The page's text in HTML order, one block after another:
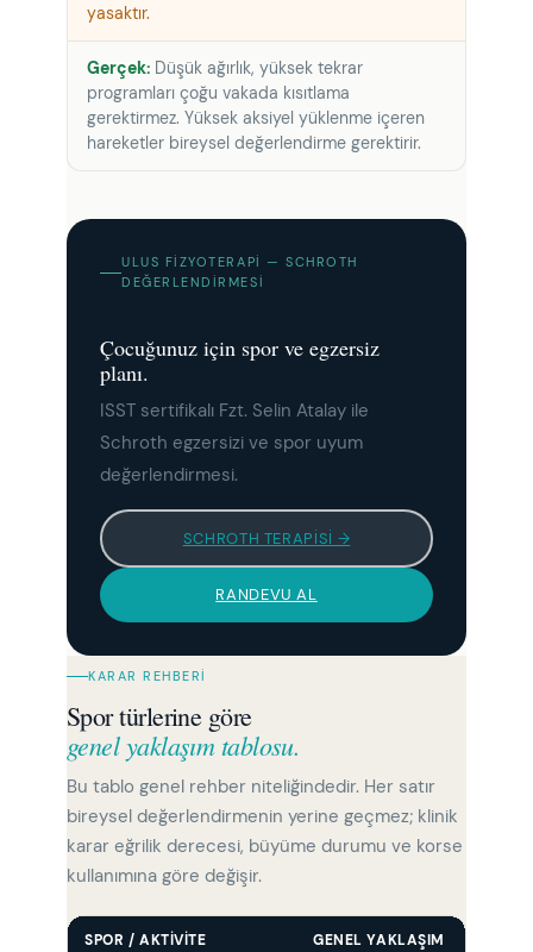
yasaktır.
Düşük ağırlık, yüksek tekrar
programları çoğu vakada kısıtlama
gerektirmez. Yüksek aksiyel yüklenme içeren
hareketler bireysel değerlendirme gerektirir.
ULUS FIZYOTERAPI — SCHROTH
DEĞERLENDIRMESI
Çocuğunuz için spor ve egzersiz
planı.
ISST sertifikalı Fzt. Selin Atalay ile
Schroth egzersizi ve spor uyum
değerlendirmesi.
SCHROTH TERAPISI →
RANDEVU AL
KARAR REHBERI
Spor türlerine göre
genel yaklaşım tablosu.
Bu tablo genel rehber niteliğindedir. Her satır
bireysel değerlendirmenin yerine geçmez; klinik
karar eğrilik derecesi, büyüme durumu ve korse
kullanımına göre değişir.
SPOR / AKTIVITE GENEL YAKLAŞIM